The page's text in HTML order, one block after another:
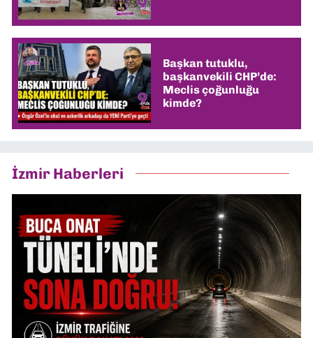
Başkan tutuklu,
başkanvekili CHP’de:
Meclis çoğunluğu
kimde?
İzmir Haberleri